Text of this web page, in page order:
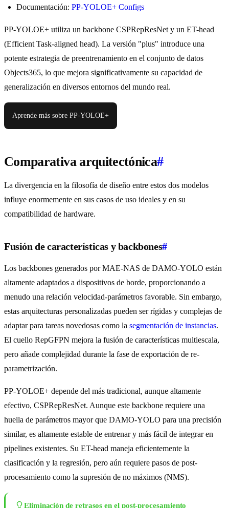
Documentación: PP-YOLOE+ Configs
PP-YOLOE+ utiliza un backbone CSPRepResNet y un ET-head
(Efficient Task-aligned head). La versión "plus" introduce una
potente estrategia de preentrenamiento en el conjunto de datos
Objects365, lo que mejora significativamente su capacidad de
generalización en diversos entornos del mundo real.
Aprende más sobre PP-YOLOE+
Comparativa arquitectónica#
La divergencia en la filosofía de diseño entre estos dos modelos
influye enormemente en sus casos de uso ideales y en su
compatibilidad de hardware.
Fusión de características y backbones#
Los backbones generados por MAE-NAS de DAMO-YOLO están
altamente adaptados a dispositivos de borde, proporcionando a
menudo una relación velocidad-parámetros favorable. Sin embargo,
estas arquitecturas personalizadas pueden ser rígidas y complejas de
adaptar para tareas novedosas como la segmentación de instancias.
El cuello RepGFPN mejora la fusión de características multiescala,
pero añade complejidad durante la fase de exportación de re-
parametrización.
PP-YOLOE+ depende del más tradicional, aunque altamente
efectivo, CSPRepResNet. Aunque este backbone requiere una
huella de parámetros mayor que DAMO-YOLO para una precisión
similar, es altamente estable de entrenar y más fácil de integrar en
pipelines existentes. Su ET-head maneja eficientemente la
clasificación y la regresión, pero aún requiere pasos de post-
procesamiento como la supresión de no máximos (NMS).
Eliminación de retrasos en el post-procesamiento